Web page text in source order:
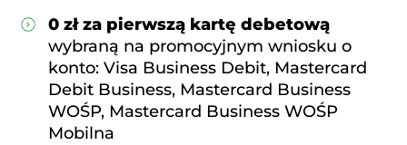
0 zł za pierwszą kartę debetową
wybraną na promocyjnym wniosku o
konto: Visa Business Debit, Mastercard
Debit Business, Mastercard Business
WOŚP, Mastercard Business WOŚP
Mobilna